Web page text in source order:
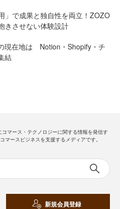
」で成果と独自性を両立！ZOZO
きさせない体験設計
現在地は Notion・Shopify・チ
結
コマース・テクノロジーに関する情報を発信す
マースビジネスを支援するメディアです。
新規会員登録